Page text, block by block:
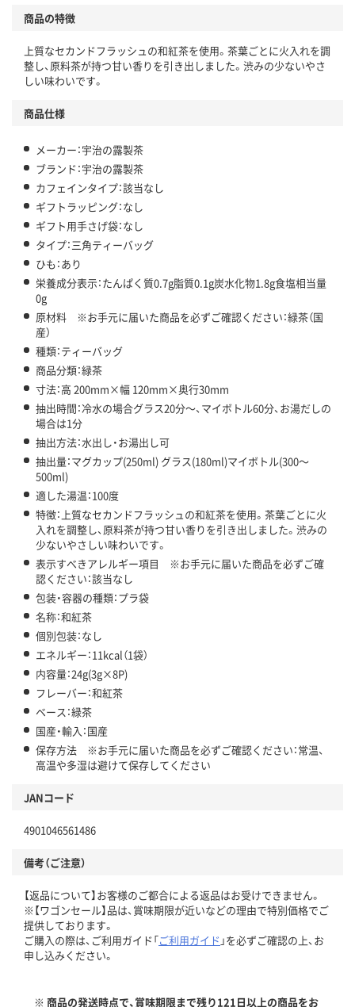
商品の特徴
上質なセカンドフラッシュの和紅茶を使用。茶葉ごとに火入れを調
整し、原料茶が持つ甘い香りを引き出しました。渋みの少ないやさ
しい味わいです。
商品仕様
メーカー：宇治の露製茶
ブランド：宇治の露製茶
カフェインタイプ：該当なし
ギフトラッピング：なし
ギフト用手さげ袋：なし
タイプ：三角ティーバッグ
ひも：あり
栄養成分表示：たんぱく質0.7g脂質0.1g炭水化物1.8g食塩相当量
0g
原材料 ※お手元に届いた商品を必ずご確認ください：緑茶（国
産）
種類：ティーバッグ
商品分類：緑茶
寸法：高 200mm×幅 120mm×奥行30mm
抽出時間：冷水の場合グラス20分～、マイボトル60分、お湯だしの
場合は1分
抽出方法：水出し・お湯出し可
抽出量：マグカップ(250ml) グラス(180ml)マイボトル(300～
500ml)
適した湯温：100度
特徴：上質なセカンドフラッシュの和紅茶を使用。茶葉ごとに火
入れを調整し、原料茶が持つ甘い香りを引き出しました。渋みの
少ないやさしい味わいです。
表示すべきアレルギー項目 ※お手元に届いた商品を必ずご確
認ください：該当なし
包装・容器の種類：プラ袋
名称：和紅茶
個別包装：なし
エネルギー：11kcal（1袋）
内容量：24g(3g×8P)
フレーバー：和紅茶
ベース：緑茶
国産・輸入：国産
保存方法 ※お手元に届いた商品を必ずご確認ください：常温、
高温や多湿は避けて保存してください
JANコード
4901046561486
備考（ご注意）
【返品について】お客様のご都合による返品はお受けできません。
※【ワゴンセール】品は、賞味期限が近いなどの理由で特別価格でご
提供しております。
ご購入の際は、ご利用ガイド「ご利用ガイド 」を必ずご確認の上、お
申し込みください。
※ 商品の発送時点で、賞味期限まで残り121日以上の商品をお